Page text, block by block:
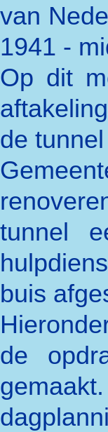
van
1941 -
Op dit
de
tunnel
buis
de